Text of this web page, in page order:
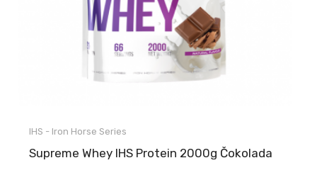
IHS - Iron Horse Series
Supreme Whey IHS Protein 2000g Čokolada